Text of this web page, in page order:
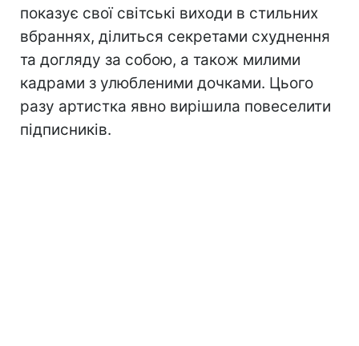
показує свої світські виходи в стильних
вбраннях, ділиться секретами схуднення
та догляду за собою, а також милими
кадрами з улюбленими дочками. Цього
разу артистка явно вирішила повеселити
підписників.